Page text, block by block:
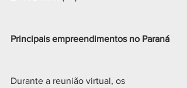
Principais empreendimentos no Paraná
Durante a reunião virtual, os